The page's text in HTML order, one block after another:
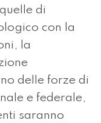
di
con la
la
delle forze di
e federale,
saranno